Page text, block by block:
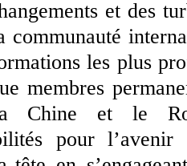
et des
communauté
les plus
membres
Chine et le
pour